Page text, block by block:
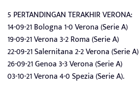
5 PERTANDINGAN TERAKHIR VERONA:
14-09-21 Bologna 1-0 Verona (Serie A)
19-09-21 Verona 3-2 Roma (Serie A)
22-09-21 Salernitana 2-2 Verona (Serie A)
26-09-21 Genoa 3-3 Verona (Serie A)
03-10-21 Verona 4-0 Spezia (Serie A).